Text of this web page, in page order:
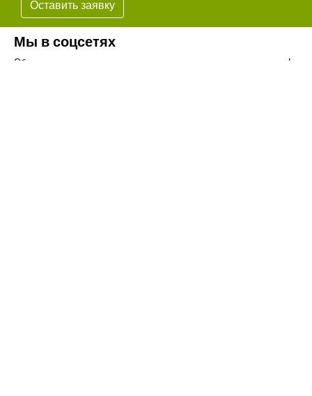
Оставить заявку
Мы в соцсетях
Обязательно подпишитесь на наши аккаунты в социальных сетях!